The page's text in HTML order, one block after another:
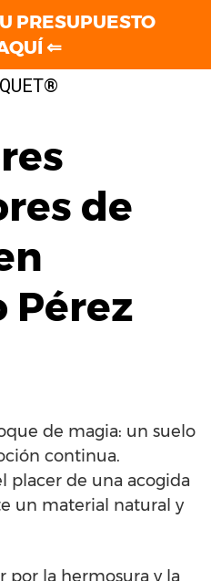
de
Pérez
de magia: un suelo
continua.
placer de una acogida
un material natural y
por la hermosura y la
PRESUPUESTO
⇐